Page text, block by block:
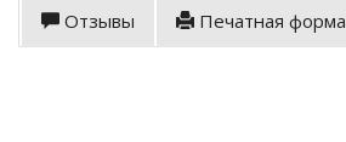
Отзывы Печатная форма